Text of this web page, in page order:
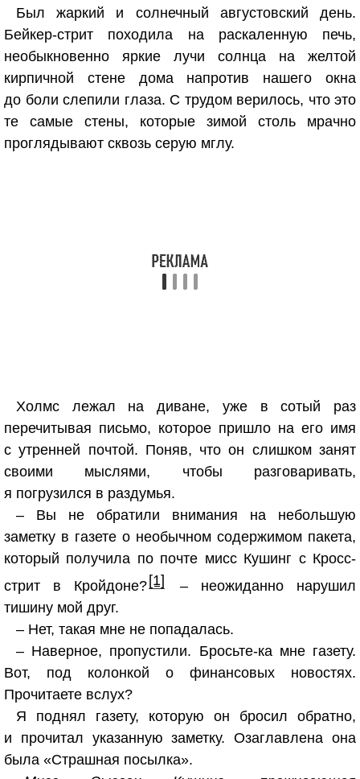
Был жаркий и солнечный августовский день.
Бейкер-стрит походила на раскаленную печь,
необыкновенно яркие лучи солнца на желтой
кирпичной стене дома напротив нашего окна
до боли слепили глаза. С трудом верилось, что это
те самые стены, которые зимой столь мрачно
проглядывают сквозь серую мглу.
Холмс лежал на диване, уже в сотый раз
перечитывая письмо, которое пришло на его имя
с утренней почтой. Поняв, что он слишком занят
своими мыслями, чтобы разговаривать,
я погрузился в раздумья.
– Вы не обратили внимания на небольшую
заметку в газете о необычном содержимом пакета,
который получила по почте мисс Кушинг с Кросс-
стрит в Кройдоне? [1]
– неожиданно нарушил
тишину мой друг.
– Нет, такая мне не попадалась.
– Наверное, пропустили. Бросьте-ка мне газету.
Вот, под колонкой о финансовых новостях.
Прочитаете вслух?
Я поднял газету, которую он бросил обратно,
и прочитал указанную заметку. Озаглавлена она
была «Страшная посылка».